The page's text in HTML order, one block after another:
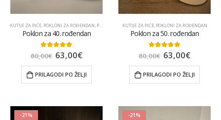
KUTIJE ZA PIĆE, POKLONI ZA ROĐENDAN, POKLONI ZA TATU , POPULARNO,UKRASNE POKLON KUTIJE
Poklon za 40. rođendan
out of 5
80,00€ 63,00€
PRILAGODI PO ŽELJI
KUTIJE ZA PIĆE, POKLONI ZA ROĐENDAN
Poklon za 50. rođendan
out of 5
80,00€ 63,00€
PRILAGODI PO ŽELJI
-21% -21%